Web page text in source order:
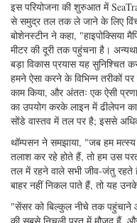
इस परियोजना की शुरुआत में
से समुद्र तल तक ले जाने के लिए
बोशेनस्टीन ने कहा, "हाइपोक्सिया
मीटर की दूरी तक पहुंचना है।
बड़ा विकास प्रयास यह सुनिश्चित
हमने ऐसा करने के विभिन्न तरीकों
काम किया, और अंततः एक ऐसी
का उपयोग करके लाइन में ढीलेपन
सोंडे वास्तव में तल पर है; इससे
थॉम्पसन ने समझाया, "जब हम
तलाश कर रहे होते हैं, तो हम उस
तल में रहने वाले सभी जीव-जंतु
बाहर नहीं निकल पाते हैं, तो यह
"सेंसर को बिल्कुल नीचे तक पहुंचाने
की सबसे निचली परत में मौजूद हैं,